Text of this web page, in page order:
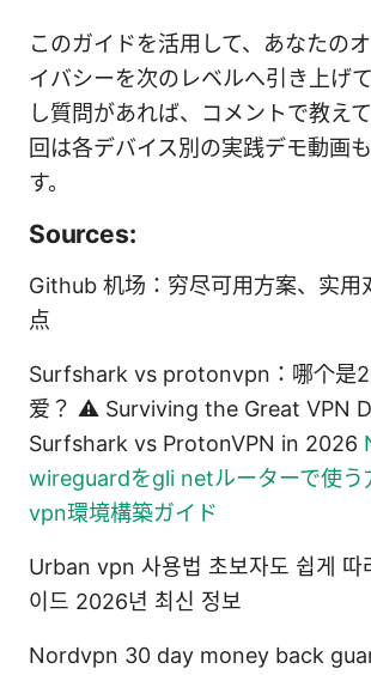
このガイドを活用して、あなたの
イバシーを次のレベルへ引き上げ
し質問があれば、コメントで教え
回は各デバイス別の実践デモ動画
す。
Sources:
Github 机场：穷尽可用方案、实用
点
Surfshark vs protonvpn：哪个是
爱？ ⚠️ Surviving the Great VPN
Surfshark vs ProtonVPN in 2026
wireguardをgli netルーターで使う
vpn環境構築ガイド
Urban vpn 사용법 초보자도 쉽게 따
이드 2026년 최신 정보
Nordvpn 30 day money back